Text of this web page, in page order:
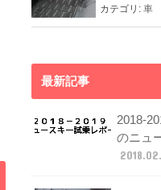
カテゴリ: 車
最新記事
2018-
のニュ